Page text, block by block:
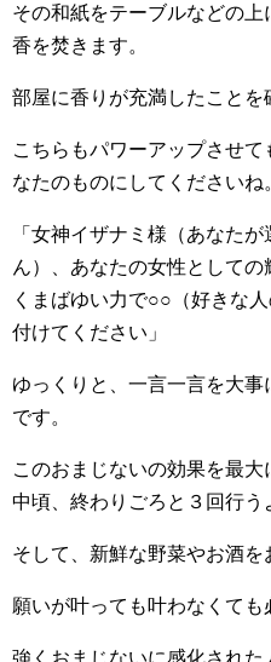
その和紙をテーブルなどの
香を焚きます。
部屋に香りが充満したことを
こちらもパワーアップさせ
なたのものにしてくださいね
「女神イザナミ様（あなた
ん）、あなたの女性として
くまばゆい力で○○（好きな
付けてください」
ゆっくりと、一言一言を大
です。
このおまじないの効果を最大
中頃、終わりごろと３回行う
そして、新鮮な野菜やお酒を
願いが叶っても叶わなくても
強くおまじないに感化され